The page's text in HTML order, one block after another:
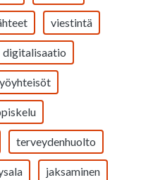
viestintä
digitalisaatio
terveydenhuolto
jaksaminen